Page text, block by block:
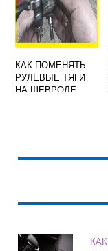
КАК ПОМЕНЯТЬ
РУЛЕВЫЕ ТЯГИ
НА ШЕВРОЛЕ